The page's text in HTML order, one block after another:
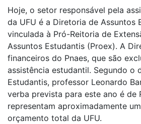
Hoje, o setor responsável pela
da UFU é a Diretoria de Assuntos
vinculada à Pró-Reitoria de
Assuntos Estudantis (Proex). A
financeiros do Pnaes, que são
assistência estudantil. Segundo o
Estudantis, professor Leonardo
verba prevista para este ano é de
representam aproximadamente
orçamento total da UFU.